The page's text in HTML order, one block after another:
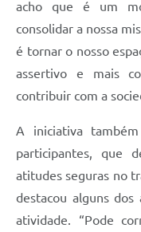
acho que é um
consolidar a nossa
é tornar o nosso
assertivo e mais
contribuir com a
A iniciativa
participantes, que
atitudes seguras no
destacou alguns dos
atividade. “Pode